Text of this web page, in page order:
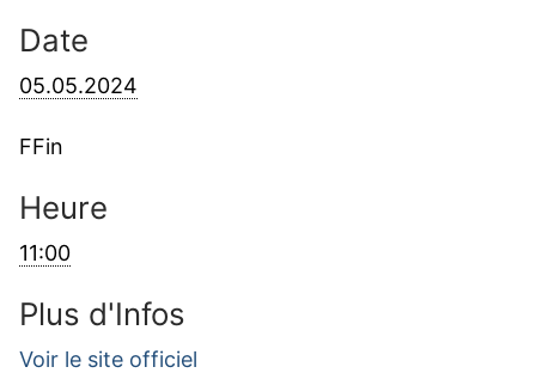
Date
05.05.2024
FFin
Heure
11:00
Plus d'Infos
Voir le site officiel